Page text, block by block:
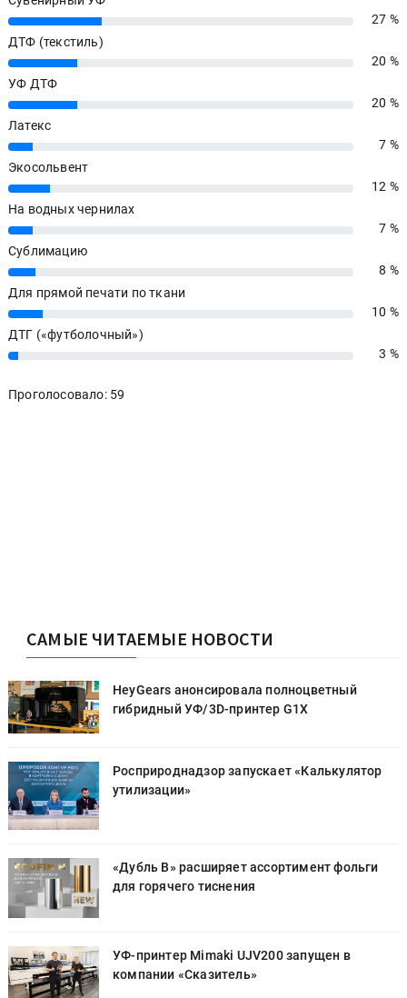
27%
27 %
ДТФ (текстиль)
20%
20 %
УФ ДТФ
20%
20 %
Латекс
7%
7 %
Экосольвент
12%
12 %
На водных чернилах
7%
7 %
Сублимацию
8%
8 %
Для прямой печати по ткани
10%
10 %
ДТГ («футболочный»)
3% 3 %
Проголосовало: 59
САМЫЕ ЧИТАЕМЫЕ НОВОСТИ
HeyGears анонсировала полноцветный
гибридный УФ/3D-принтер G1X
Росприроднадзор запускает «Калькулятор
утилизации»
«Дубль В» расширяет ассортимент фольги
для горячего тиснения
УФ-принтер Mimaki UJV200 запущен в
компании «Сказитель»